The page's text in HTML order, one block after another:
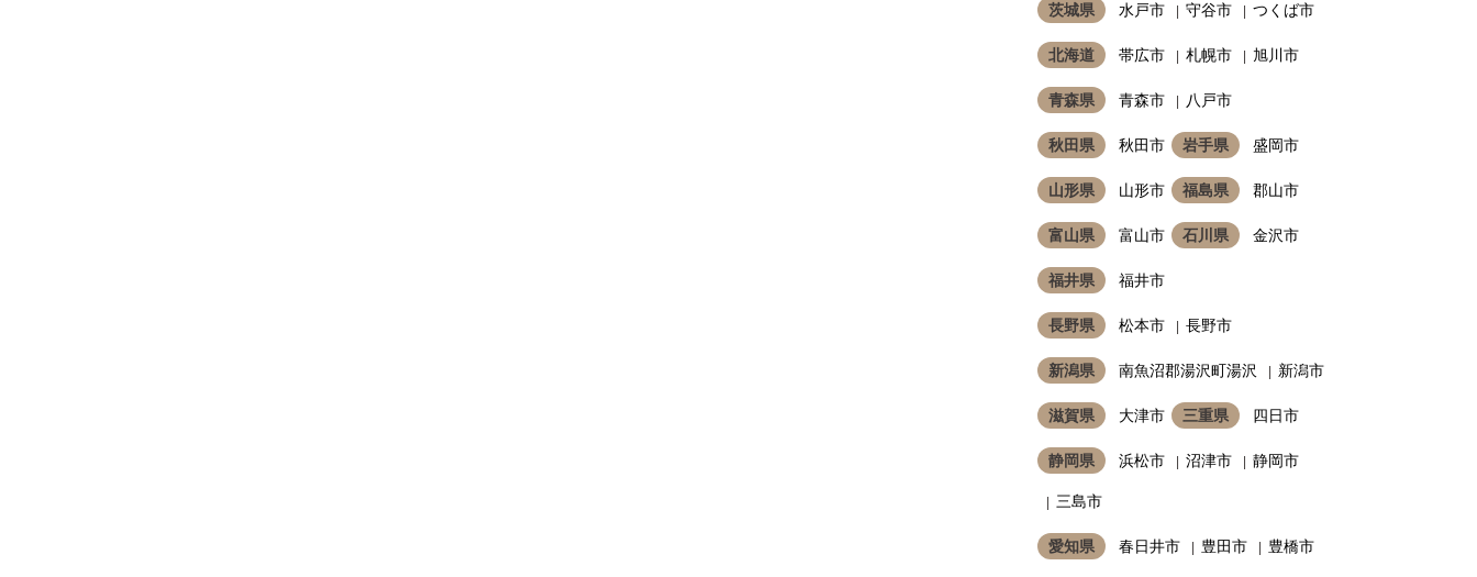
茨城県 水戸市 守谷市 つくば市
北海道 帯広市 札幌市 旭川市
青森県 青森市 八戸市
秋田県 秋田市 岩手県 盛岡市
山形県 山形市 福島県 郡山市
富山県 富山市 石川県 金沢市
福井県 福井市
長野県 松本市 長野市
新潟県 南魚沼郡湯沢町湯沢 新潟市
滋賀県 大津市 三重県 四日市
静岡県 浜松市 沼津市 静岡市
三島市
愛知県 春日井市 豊田市 豊橋市